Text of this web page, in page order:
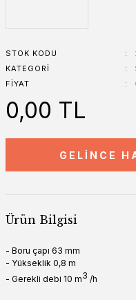
STOK KODU
KATEGORI
FIYAT
0,00 TL
GELİNCE
Ürün Bilgisi
- Boru çapı 63 mm
- Yükseklik 0,8 m
- Gerekli debi 10 m3 /h